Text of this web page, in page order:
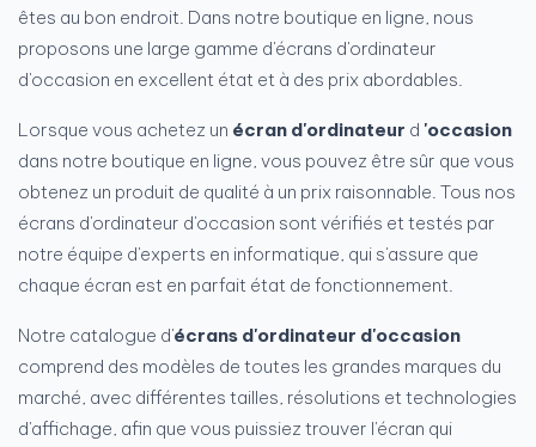
êtes au bon endroit. Dans notre boutique en ligne, nous
proposons une large gamme d'écrans d'ordinateur
d'occasion en excellent état et à des prix abordables.
Lorsque vous achetez un écran d'ordinateur d 'occasion
dans notre boutique en ligne, vous pouvez être sûr que vous
obtenez un produit de qualité à un prix raisonnable. Tous nos
écrans d'ordinateur d'occasion sont vérifiés et testés par
notre équipe d'experts en informatique, qui s'assure que
chaque écran est en parfait état de fonctionnement.
Notre catalogue d'écrans d'ordinateur d'occasion
comprend des modèles de toutes les grandes marques du
marché, avec différentes tailles, résolutions et technologies
d'affichage, afin que vous puissiez trouver l'écran qui